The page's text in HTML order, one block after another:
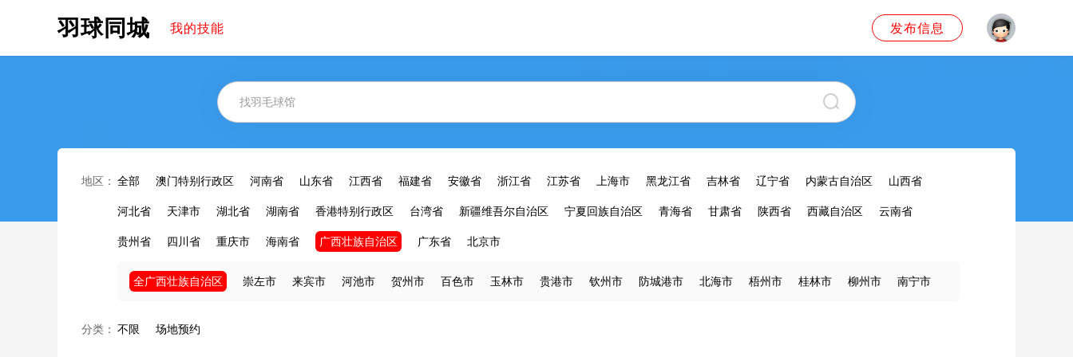
羽球同城 我的技能 发布信息
地区： 全部 澳门特别行政区 河南省 山东省 江西省 福建省 安徽省 浙江省 江苏省 上海市 黑龙江省 吉林省 辽宁省 内蒙古自治区 山西省
河北省 天津市 湖北省 湖南省 香港特别行政区 台湾省 新疆维吾尔自治区 宁夏回族自治区 青海省 甘肃省 陕西省 西藏自治区 云南省
贵州省 四川省 重庆市 海南省 广西壮族自治区 广东省 北京市
全广西壮族自治区 崇左市 来宾市 河池市 贺州市 百色市 玉林市 贵港市 钦州市 防城港市 北海市 梧州市 桂林市 柳州市 南宁市
分类： 不限 场地预约